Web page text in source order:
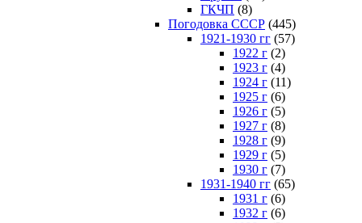
ГКЧП (8)
Погодовка СССР (445)
1921-1930 гг (57)
1922 г (2)
1923 г (4)
1924 г (11)
1925 г (6)
1926 г (5)
1927 г (8)
1928 г (9)
1929 г (5)
1930 г (7)
1931-1940 гг (65)
1931 г (6)
1932 г (6)